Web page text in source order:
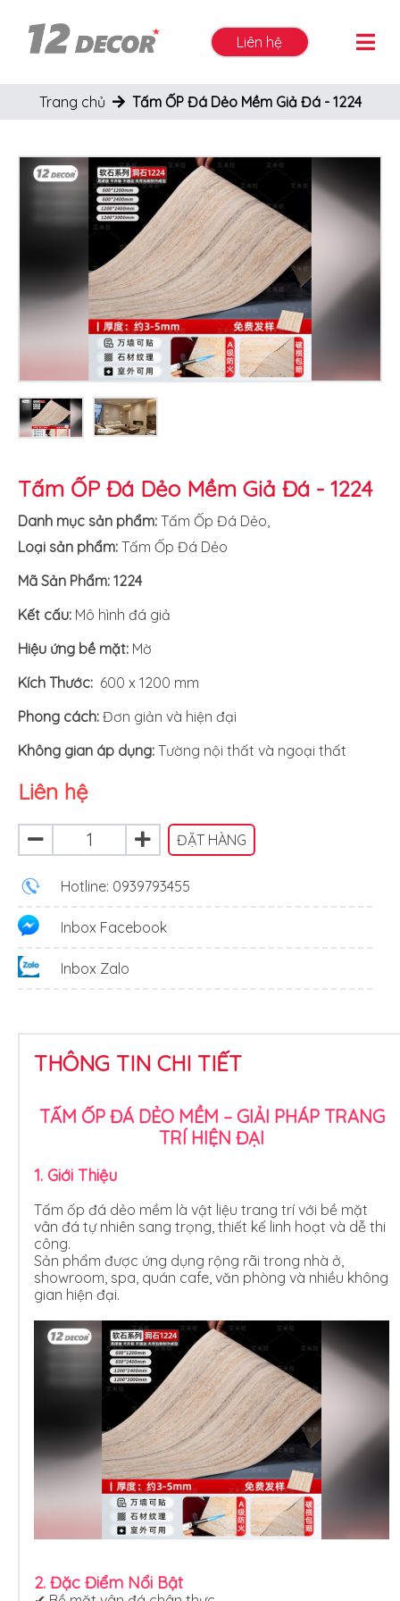
Liên hệ
Trang chủ Tấm ỐP Đá Dẻo Mềm Giả Đá - 1224
Tấm ỐP Đá Dẻo Mềm Giả Đá - 1224
Danh mục sản phẩm: Tấm Ốp Đá Dẻo
Loại sản phẩm: Tấm Ốp Đá Dẻo
Mã Sản Phẩm: 1224
Kết cấu: Mô hình đá giả
Hiệu ứng bề mặt: Mờ
Kích Thước: 600 x 1200 mm
Phong cách: Đơn giản và hiện đại
Không gian áp dụng: Tường nội thất và ngoại thất
Liên hệ
ĐẶT HÀNG
Hotline: 0939793455
Inbox Facebook
Inbox Zalo
THÔNG TIN CHI TIẾT
TẤM ỐP ĐÁ DẺO MỀM – GIẢI PHÁP TRANG
TRÍ HIỆN ĐẠI
1. Giới Thiệu
Tấm ốp đá dẻo mềm là vật liệu trang trí với bề mặt
vân đá tự nhiên sang trọng, thiết kế linh hoạt và dễ thi
công.
Sản phẩm được ứng dụng rộng rãi trong nhà ở,
showroom, spa, quán cafe, văn phòng và nhiều không
gian hiện đại.
2. Đặc Điểm Nổi Bật